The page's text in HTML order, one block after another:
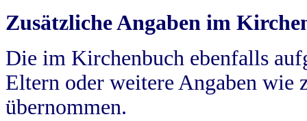
Zusätzliche Angaben im
Die im Kirchenbuch ebenfalls
Eltern oder weitere Angaben wie
übernommen.